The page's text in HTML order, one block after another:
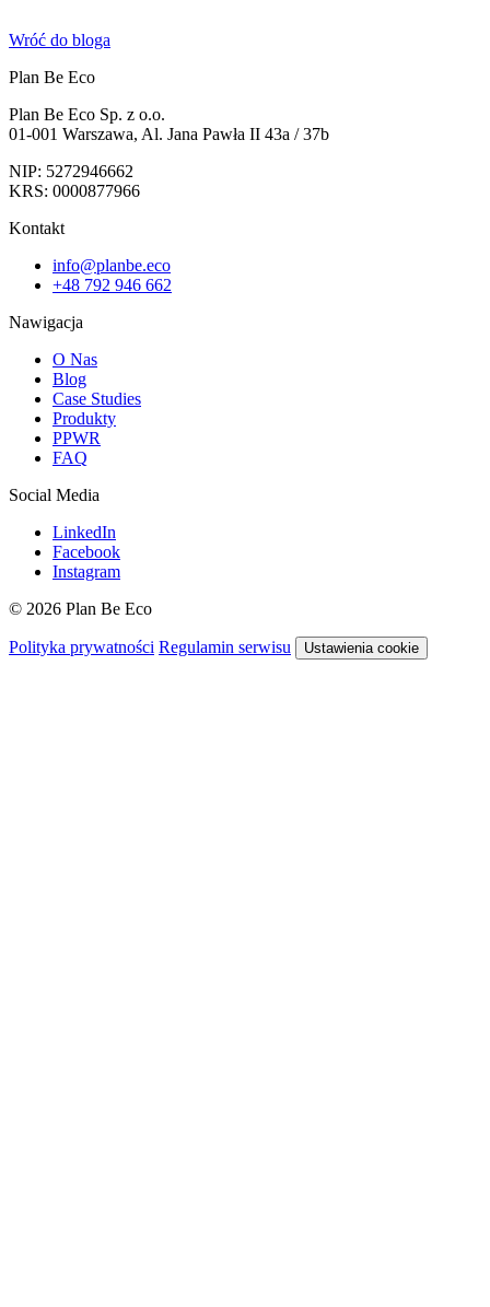
Wróć do bloga
Plan Be Eco
Plan Be Eco Sp. z o.o.
01-001 Warszawa, Al. Jana Pawła II 43a / 37b
NIP: 5272946662
KRS: 0000877966
Kontakt
info@planbe.eco
+48 792 946 662
Nawigacja
O Nas
Blog
Case Studies
Produkty
PPWR
FAQ
Social Media
LinkedIn
Facebook
Instagram
© 2026 Plan Be Eco
Polityka prywatności Regulamin serwisu Ustawienia cookie